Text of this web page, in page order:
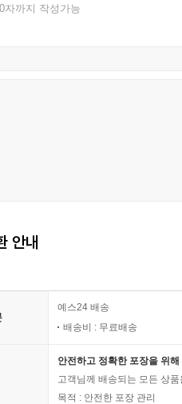
자까지 작성가능
안내
예스24 배송
배송비 : 무료배송
안전하고 정확한 포장을 위
고객님께 배송되는 모든 상
목적 : 안전한 포장 관리